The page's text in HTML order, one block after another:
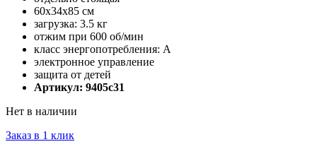
60x34x85 см
загрузка: 3.5 кг
отжим при 600 об/мин
класс энергопотребления: A
электронное управление
защита от детей
Артикул: 9405c31
Нет в наличии
Заказ в 1 клик